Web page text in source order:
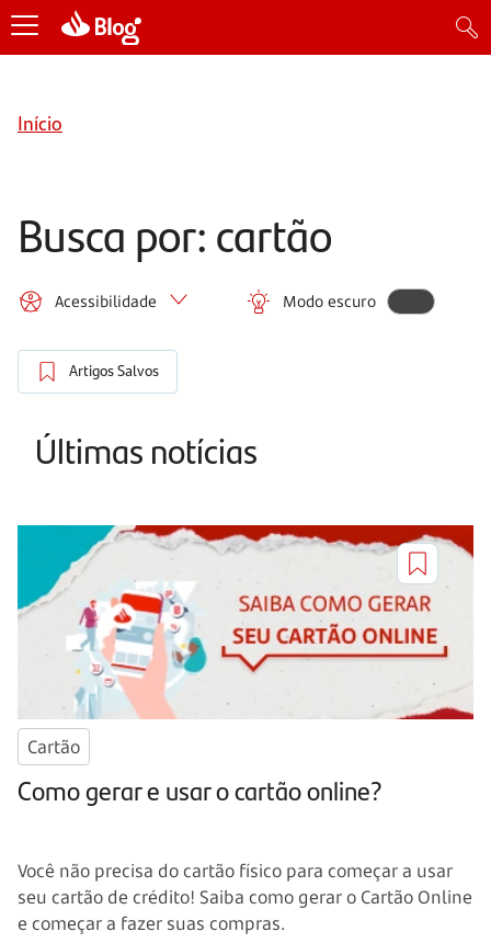
Início
Busca por: cartão
Acessibilidade Modo escuro
Artigos Salvos
Últimas notícias
Cartão
Como gerar e usar o cartão online?
Você não precisa do cartão físico para começar a usar
seu cartão de crédito! Saiba como gerar o Cartão Online
e começar a fazer suas compras.